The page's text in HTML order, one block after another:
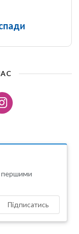
першими
Підписатись